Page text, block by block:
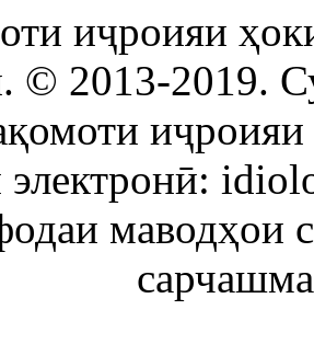
иҷроияи
© 2013-2019.
иҷроияи
электронӣ:
маводҳои